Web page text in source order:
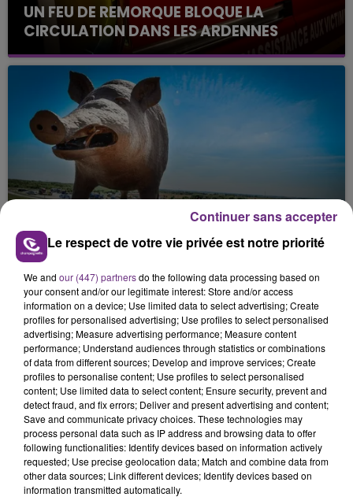
UN FEU DE REMORQUE BLOQUE LA
CIRCULATION DANS LES ARDENNES
Un feu de remorque s'est déclaré ce mercredi en
fin de matinée sur l'A34.
VENEZ FÊTER CE WEEK-END
L'ANNIVERSAIRE DE WOINIC
Ce samedi 8 août sera un grand jour :
l'anniversaire du plus gros sanglier du monde.
Une fête est donc organisée et vous êtes tous
conviés !
TITRES DIFFUSÉS
8h23
8h23 8h13
8h13
Le respect de votre vie privée est notre priorité
We and our (447) partnersdo the following data processing based on
your consent and/or our legitimate interest: Store and/or access
information on a device; Use limited data to select advertising; Create
profiles for personalised advertising; Use profiles to select personalised
advertising; Measure advertising performance; Measure content
performance; Understand audiences through statistics or combinations
of data from different sources; Develop and improve services; Create
profiles to personalise content; Use profiles to select personalised
content; Use limited data to select content; Ensure security, prevent and
detect fraud, and fix errors; Deliver and present advertising and content;
Save and communicate privacy choices. These technologies may
process personal data such as IP address and browsing data to offer
following functionalities: Identify devices based on information actively
requested; Use precise geolocation data; Match and combine data from
other data sources; Link different devices; Identify devices based on
information transmitted automatically.
Continuer sans accepter